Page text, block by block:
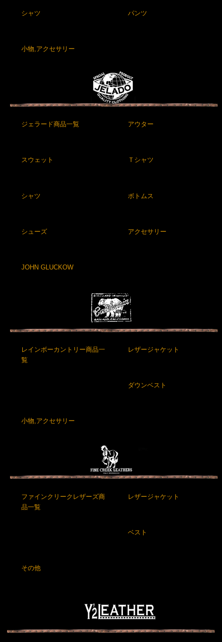
シャツ パンツ
小物,アクセサリー
ジェラード商品一覧 アウター
スウェット Ｔシャツ
シャツ ボトムス
シューズ アクセサリー
JOHN GLUCKOW
レインボーカントリー商品一
覧
レザージャケット
ダウンベスト
小物,アクセサリー
ファインクリークレザーズ商
品一覧
レザージャケット
ベスト
その他